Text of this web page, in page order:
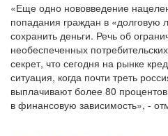
«Еще одно нововведение
попадания граждан в «долговую
сохранить деньги. Речь об
необеспеченных
секрет, что сегодня на рынке
ситуация, когда почти треть
выплачивают более 80
в финансовую зависимость», -